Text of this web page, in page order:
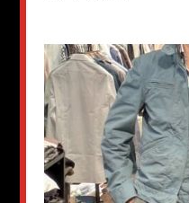
更新日：2025.09.22